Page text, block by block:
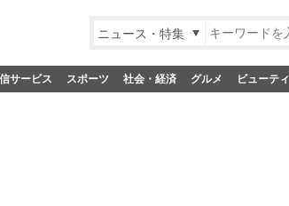
ニュース・特集
サービス スポーツ 社会・経済 グルメ ビューティ